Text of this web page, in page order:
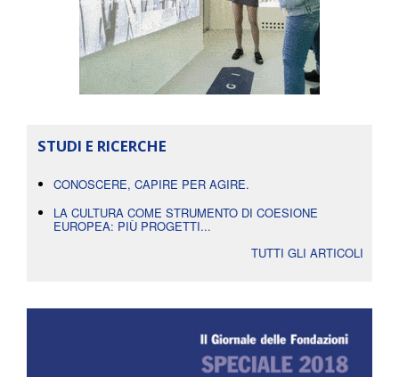
STUDI E RICERCHE
CONOSCERE, CAPIRE PER AGIRE.
LA CULTURA COME STRUMENTO DI COESIONE
EUROPEA: PIÙ PROGETTI...
TUTTI GLI ARTICOLI